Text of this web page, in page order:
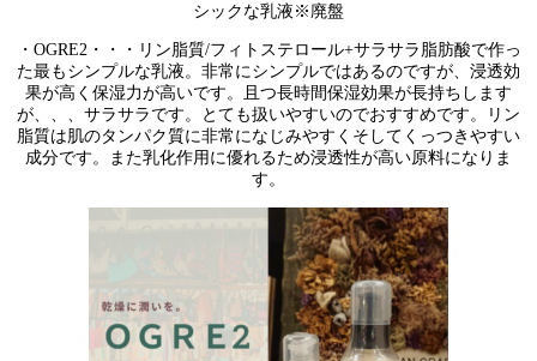
シックな乳液※廃盤
・OGRE2・・・リン脂質/フィトステロール+サラサラ脂肪酸で作っ
た最もシンプルな乳液。非常にシンプルではあるのですが、浸透効
果が高く保湿力が高いです。且つ長時間保湿効果が長持ちします
が、、、サラサラです。とても扱いやすいのでおすすめです。リン
脂質は肌のタンパク質に非常になじみやすくそしてくっつきやすい
成分です。また乳化作用に優れるため浸透性が高い原料になりま
す。